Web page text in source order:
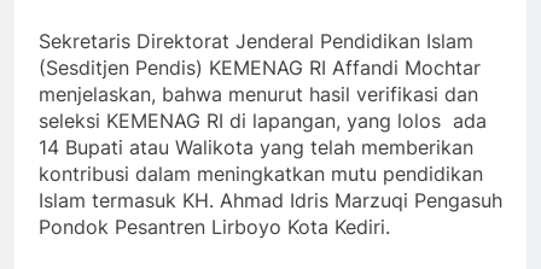
Sekretaris Direktorat Jenderal Pendidikan Islam
(Sesditjen Pendis) KEMENAG RI Affandi Mochtar
menjelaskan, bahwa menurut hasil verifikasi dan
seleksi KEMENAG RI di lapangan, yang lolos ada
14 Bupati atau Walikota yang telah memberikan
kontribusi dalam meningkatkan mutu pendidikan
Islam termasuk KH. Ahmad Idris Marzuqi Pengasuh
Pondok Pesantren Lirboyo Kota Kediri.